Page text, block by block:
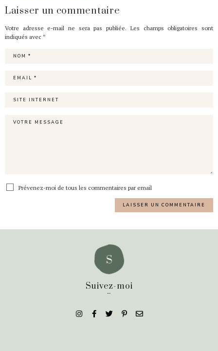
Laisser un commentaire
Votre adresse e-mail ne sera pas publiée. Les champs obligatoires sont
indiqués avec *
Prévenez-moi de tous les commentaires par email
Suivez-moi
_